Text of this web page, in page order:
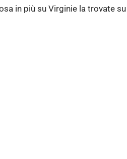
in più su Virginie la trovate su